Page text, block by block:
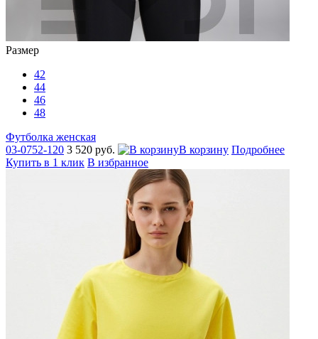
Размер
42
44
46
48
Футболка женская
03-0752-120 3 520 руб. В корзину Подробнее
Купить в 1 клик В избранное